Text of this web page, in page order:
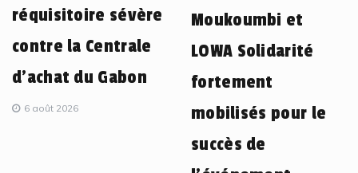
réquisitoire sévère
contre la Centrale
d’achat du Gabon
6 août 2026
Moukoumbi et
LOWA Solidarité
fortement
mobilisés pour le
succès de